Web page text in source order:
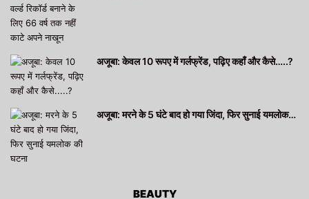
अजूबा: केवल 10 रूपए में गर्लफ्रेंड, पढ़िए कहाँ और कैसे…..?
अजूबा: मरने के 5 घंटे बाद हो गया जिंदा, फिर सुनाई यमलोक…
BEAUTY